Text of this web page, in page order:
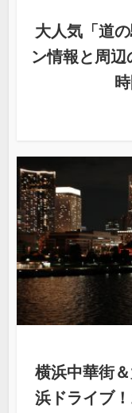
大人気「道
ン情報と周
横浜中華街
浜ドライブ